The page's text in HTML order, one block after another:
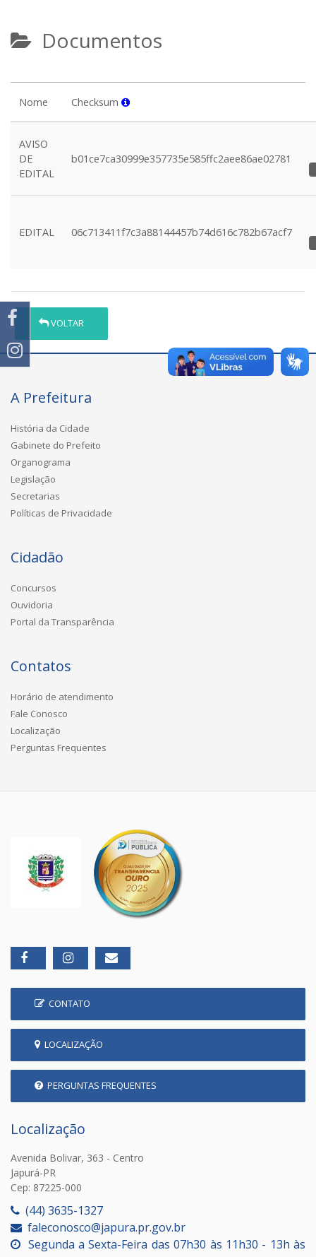
Documentos
Nome Checksum
AVISO
DE
EDITAL
b01ce7ca30999e357735e585ffc2aee86ae02781
EDITAL 06c713411f7c3a88144457b74d616c782b67acf7
VOLTAR
A Prefeitura
História da Cidade
Gabinete do Prefeito
Organograma
Legislação
Secretarias
Políticas de Privacidade
Cidadão
Concursos
Ouvidoria
Portal da Transparência
Contatos
Horário de atendimento
Fale Conosco
Localização
Perguntas Frequentes
CONTATO
LOCALIZAÇÃO
PERGUNTAS FREQUENTES
Localização
Avenida Bolivar, 363 - Centro
Japurá-PR
Cep: 87225-000
(44) 3635-1327
faleconosco@japura.pr.gov.br
Segunda a Sexta-Feira das 07h30 às 11h30 - 13h às